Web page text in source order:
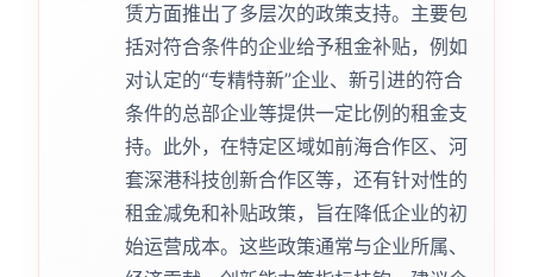
赁方面推出了多层次的政策支持。主要包
括对符合条件的企业给予租金补贴，例如
对认定的“专精特新”企业、新引进的符合
条件的总部企业等提供一定比例的租金支
持。此外，在特定区域如前海合作区、河
套深港科技创新合作区等，还有针对性的
租金减免和补贴政策，旨在降低企业的初
始运营成本。这些政策通常与企业所属、